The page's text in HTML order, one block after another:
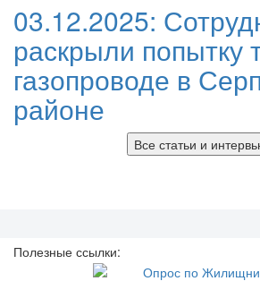
03.12.2025:
раскрыли попытку
газопроводе в
районе
Все статьи и
Полезные ссылки: